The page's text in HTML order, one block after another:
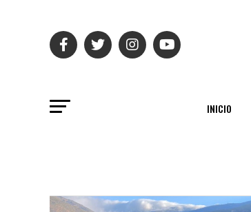
INICIO